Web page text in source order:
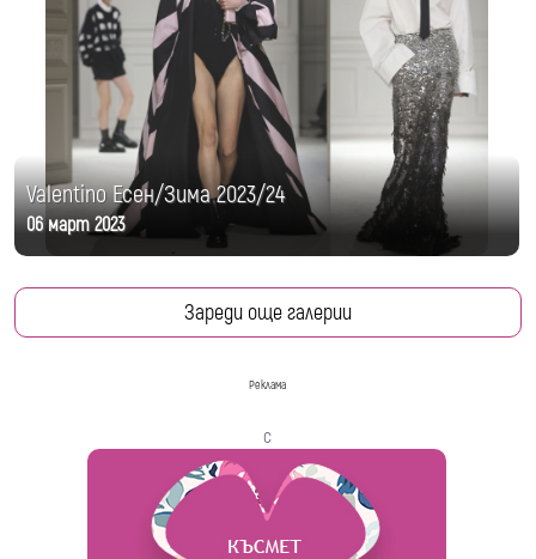
Valentino Есен/Зима 2023/24
06 март 2023
Зареди още галерии
Реклама
с